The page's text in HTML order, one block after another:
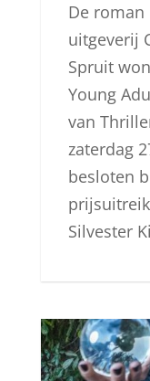
De roman
uitgeverij
Spruit
Young
van
zaterdag
besloten
Silvester